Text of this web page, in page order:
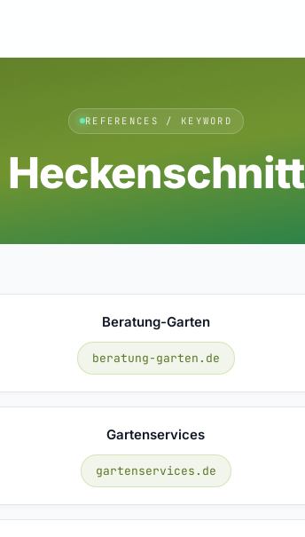
REFERENCES / KEYWORD
Heckenschnitt
Beratung-Garten
beratung-garten.de
Gartenservices
gartenservices.de